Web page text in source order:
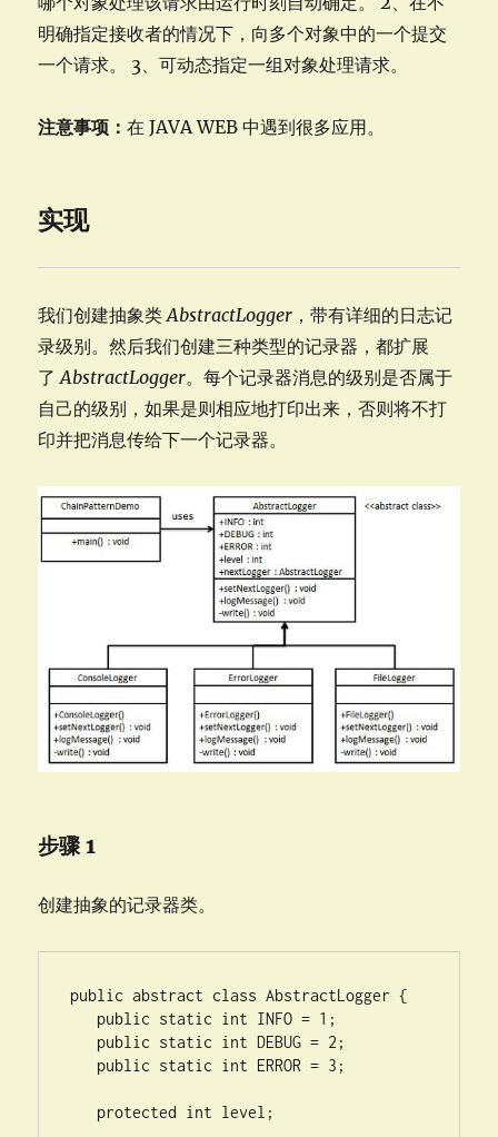
明确指定接收者的情况下，向多个对象中的一个提交
一个请求。 3、可动态指定一组对象处理请求。
注意事项：在 JAVA WEB 中遇到很多应用。
实现
我们创建抽象类AbstractLogger ，带有详细的日志记
录级别。然后我们创建三种类型的记录器，都扩展
了AbstractLogger。每个记录器消息的级别是否属于
自己的级别，如果是则相应地打印出来，否则将不打
印并把消息传给下一个记录器。
步骤 1
创建抽象的记录器类。
public abstract class AbstractLogger {